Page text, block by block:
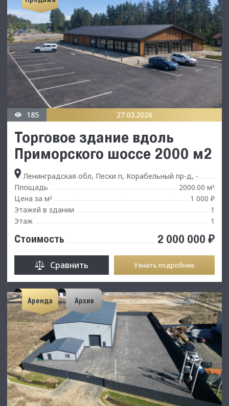
185 27.03.2026
Торговое здание вдоль
Приморского шоссе 2000 м2
Ленинградская обл, Пески п, Корабельный пр-д, -
Площадь
2000.00 м²
Цена за м²
1 000 ₽
Этажей в здании
1
Этаж
1
Стоимость 2 000 000 ₽
Сравнить Узнать подробнее
Аренда Архив